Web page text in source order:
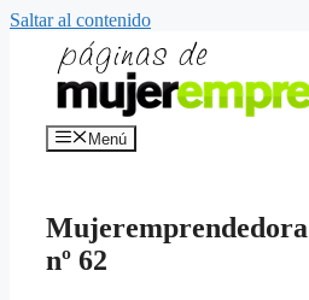
Saltar al contenido
Menú
Mujeremprendedora
nº 62